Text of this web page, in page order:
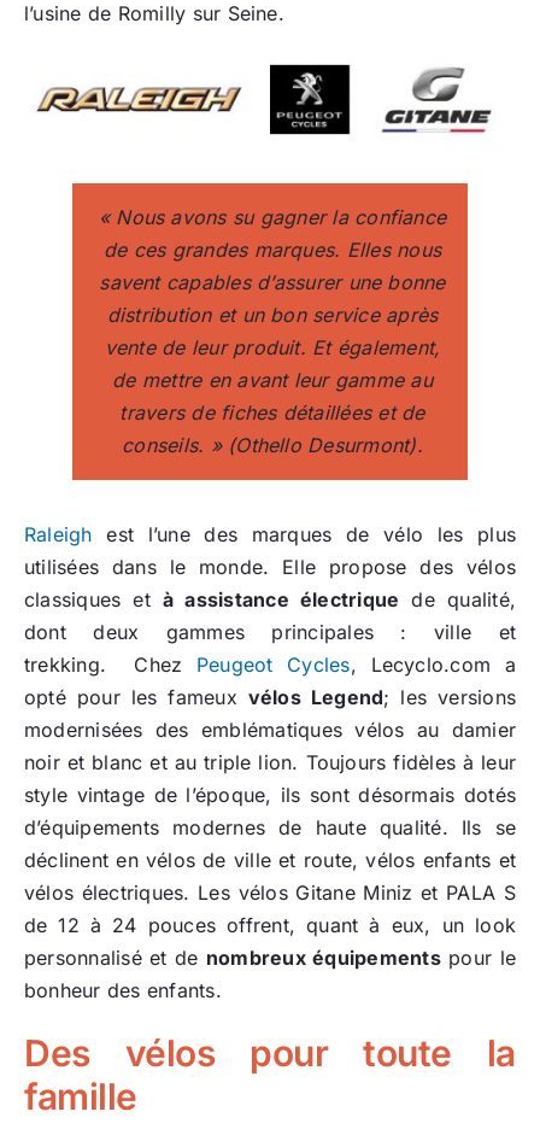
l’usine de Romilly sur Seine.
« Nous avons su gagner la confiance
de ces grandes marques. Elles nous
savent capables d’assurer une bonne
distribution et un bon service après
vente de leur produit. Et également,
de mettre en avant leur gamme au
travers de fiches détaillées et de
conseils. » (Othello Desurmont).
Raleigh est l’une des marques de vélo les plus
utilisées dans le monde. Elle propose des vélos
classiques età assistance électrique de qualité,
dont deux gammes principales : ville et
trekking. Chez Peugeot Cycles, Lecyclo.com a
opté pour les fameux vélos Legend; les versions
modernisées des emblématiques vélos au damier
noir et blanc et au triple lion. Toujours fidèles à leur
style vintage de l’époque, ils sont désormais dotés
d’équipements modernes de haute qualité. Ils se
déclinent en vélos de ville et route, vélos enfants et
vélos électriques. Les vélos Gitane Miniz et PALA S
de 12 à 24 pouces offrent, quant à eux, un look
personnalisé et de nombreux équipementspour le
bonheur des enfants.
Des vélos pour toute la
famille